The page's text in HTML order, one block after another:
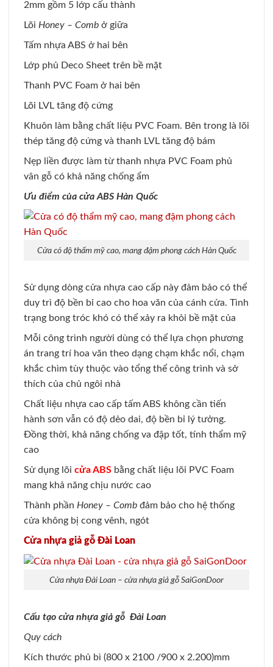
2mm gồm 5 lớp cấu thành
Lõi Honey – Comb ở giữa
Tấm nhựa ABS ở hai bên
Lớp phủ Deco Sheet trên bề mặt
Thanh PVC Foam ở hai bên
Lõi LVL tăng độ cứng
Khuôn làm bằng chất liệu PVC Foam. Bên trong là lõi
thép tăng độ cứng và thanh LVL tăng độ bám
Nẹp liền được làm từ thanh nhựa PVC Foam phủ
vân gỗ có khả năng chống ẩm
Ưu điểm của cửa ABS Hàn Quốc
Cửa có độ thẩm mỹ cao, mang đậm phong cách Hàn Quốc
Sử dụng dòng cửa nhựa cao cấp này đảm bảo có thể
duy trì độ bền bỉ cao cho hoa văn của cánh cửa. Tình
trạng bong tróc khó có thể xảy ra khỏi bề mặt của
Mỗi công trình người dùng có thể lựa chọn phương
án trang trí hoa văn theo dạng chạm khắc nổi, chạm
khắc chìm tùy thuộc vào tổng thể công trình và sở
thích của chủ ngôi nhà
Chất liệu nhựa cao cấp tấm ABS không cần tiến
hành sơn vẫn có độ dẻo dai, độ bền bỉ lý tưởng.
Đồng thời, khả năng chống va đập tốt, tính thẩm mỹ
cao
Sử dụng lõi cửa ABS bằng chất liệu lõi PVC Foam
mang khả năng chịu nước cao
Thành phần Honey – Comb đảm bảo cho hệ thống
cửa không bị cong vênh, ngót
Cửa nhựa giả gỗ Đài Loan
Cửa nhựa Đài Loan – cửa nhựa giả gỗ SaiGonDoor
Cấu tạo cửa nhựa giả gỗ Đài Loan
Quy cách
Kích thước phủ bì (800 x 2100 /900 x 2.200)mm